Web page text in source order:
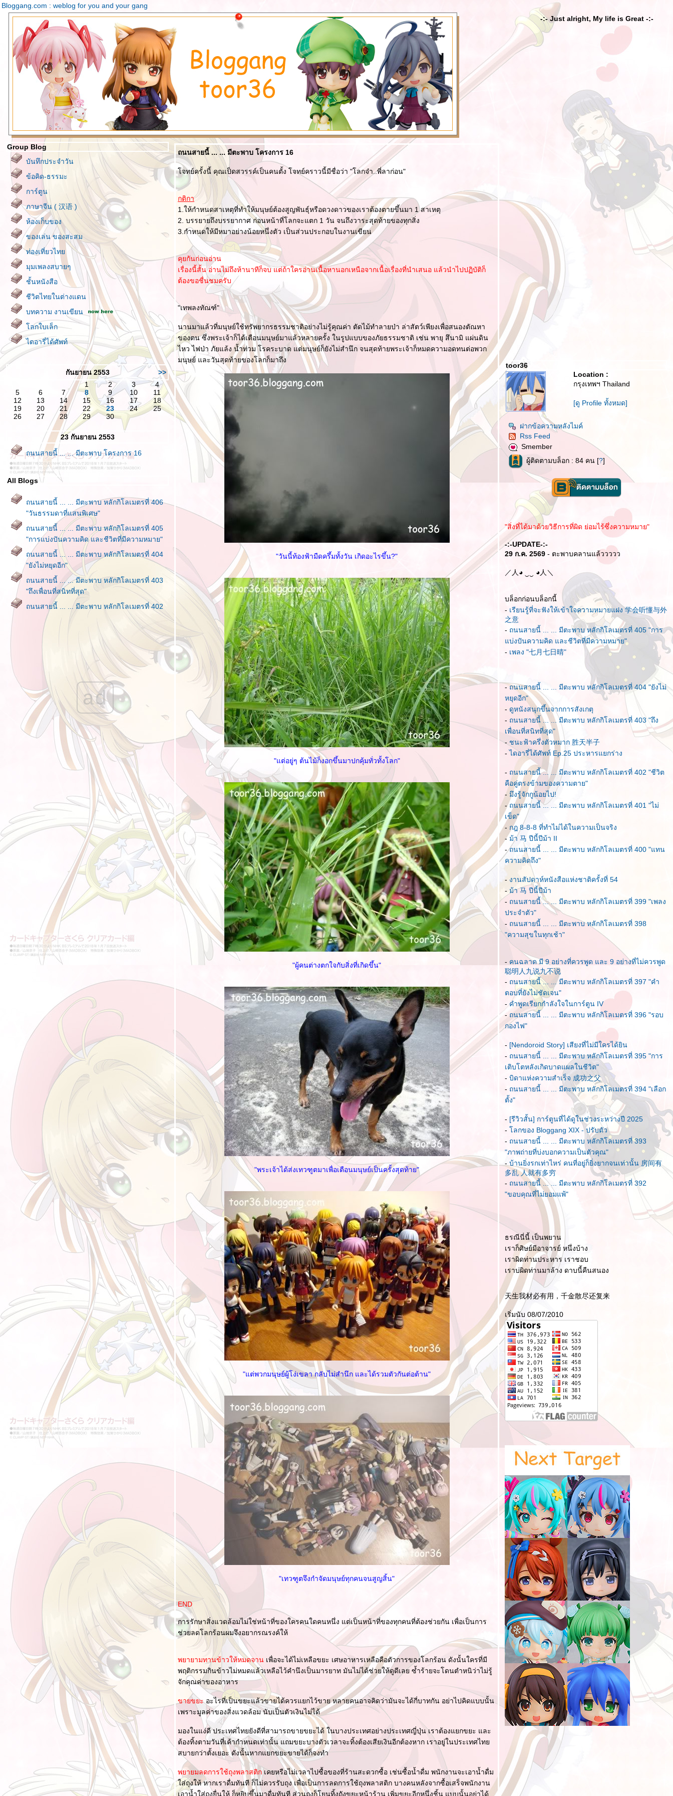
Bloggang.com : weblog for you and your gang
-:- Just alright, My life is Great -:-
Group Blog
บันทึกประจำวัน
ข้อคิด-ธรรมะ
การ์ตูน
ภาษาจีน ( 汉语 )
ห้องเก็บของ
ของเล่น ของสะสม
ท่องเที่ยวไท
มุมเพลงสบายๆ
ชั้นหนังสือ
ชีวิตไทยในต่างแดน
บทความ งานเขียน
ลกใบเล็ก
ไดอารี่ได้ศัพท์
กันยายน 2553
>>
1
2 3
4
5
6 7 8 9 10
11
12
13 14 15 16 17
18
19
20 21 22 23 24
25
26
27 28 29 30
23 กันยายน 2553
ถนนสายนี้ ... ... มีตะพาบ โครงการ 16
All Blogs
ถนนสายนี้ ... ... มีตะพาบ หลักกิโลเมตรที่ 406
"วันธรรมดาที่แสนพิเศษ"
ถนนสายนี้ ... ... มีตะพาบ หลักกิโลเมตรที่ 405
"การแบ่งปันความคิด และชีวิตที่มีความหมาย"
ถนนสายนี้ ... ... มีตะพาบ หลักกิโลเมตรที่ 404
"ยังไม่หยุดอีก"
ถนนสายนี้ ... ... มีตะพาบ หลักกิโลเมตรที่ 403
"ถึงเพื่อนที่สนิทที่สุด"
ถนนสายนี้ ... ... มีตะพาบ หลักกิโลเมตรที่ 402
"ชีวิตคือคู่ตรงข้ามของความตาย"
ถนนสายนี้ ... ... มีตะพาบ หลักกิโลเมตรที่ 401
ถนนสายนี้ ... ... มีตะพาบ หลักกิโลเมตรที่ 400
"แทนความคิดถึง"
ถนนสายนี้ ... ... มีตะพาบ หลักกิโลเมตรที่ 399
"เพลงประจำตัว"
ถนนสายนี้ ... ... มีตะพาบ หลักกิโลเมตรที่ 398
"ความสุขในทุกเช้า"
ถนนสายนี้ ... ... มีตะพาบ หลักกิโลเมตรที่ 397
"คำตอบที่ยังไม่ชัดเจน"
ถนนสายนี้ ... ... มีตะพาบ หลักกิโลเมตรที่ 396
ถนนสายนี้ ... ... มีตะพาบ หลักกิโลเมตรที่ 395
"การเติบโตหลังเกิดบาดแผลในชีวิต"
ถนนสายนี้ ... ... มีตะพาบ หลักกิโลเมตรที่ 394
"เลือกตั้ง"
ถนนสายนี้ ... ... มีตะพาบ หลักกิโลเมตรที่ 393
"ภาพถ่ายที่บ่งบอกความเป็นตัวคุณ"
ถนนสายนี้ ... ... มีตะพาบ หลักกิโลเมตรที่ 392
"ขอบคุณที่ไม่ยอมแพ้"
ถนนสายนี้ ... ... มีตะพาบ หลักกิโลเมตรที่ 391
"กระจกเงา"
ถนนสายนี้ ... ... มีตะพาบ หลักกิโลเมตรที่ 390
"รากเหง้าของความกลัว"
ถนนสายนี้ ... ... มีตะพาบ หลักกิโลเมตรที่ 389
"ก่อนฟ้าจะสว่าง"
ถนนสายนี้ ... ... มีตะพาบ หลักกิโลเมตรที่ 387
"ผ่านความทุกข์"
ถนนสายนี้ ... ... มีตะพาบ หลักกิโลเมตรที่ 386
"นางฟ้าประจำตัว"
ถนนสายนี้ ... ... มีตะพาบ หลักกิโลเมตรที่ 385
"ปีศาจประจำตัว"
ถนนสายนี้ ... ... มีตะพาบ หลักกิโลเมตรที่ 384
"เพลงรักที่ไม่อยากร้อง"
ถนนสายนี้ ... ... มีตะพาบ หลักกิโลเมตรที่ 383
"โลกในสายตาของฉัน"
ถนนสายนี้ ... ... มีตะพาบ หลักกิโลเมตรที่ 382
ถนนสายนี้ ... ... มีตะพาบ หลักกิโลเมตรที่ 381
"หลีกให้ไกล"
ถนนสายนี้ ... ... มีตะพาบ หลักกิโลเมตรที่ 380
"เดิมพัน"
ถนนสายนี้ ... ... มีตะพาบ หลักกิโลเมตรที่ 379
"เรื่องที่มักเข้าใจผิด"
ถนนสายนี้ ... ... มีตะพาบ หลักกิโลเมตรที่ 378
"ฝันที่ไม่เคยเป็นจริง"
ถนนสายนี้ ... ... มีตะพาบ หลักกิโลเมตรที่ 377
ถนนสายนี้ ... ... มีตะพาบ หลักกิโลเมตรที่ 376
"กระดาษหนึ่งแผ่นที่แสนมีค่า"
ถนนสายนี้ ... ... มีตะพาบ หลักกิโลเมตรที่ 375
"การเดินทางใกล้แต่ไกลเหลือเกิน"
ถนนสายนี้ ... ... มีตะพาบ หลักกิโลเมตรที่ 374
"เรียนรู้จากความผิดพลาด"
ถนนสายนี้ ... ... มีตะพาบ หลักกิโลเมตรที่ 373
"ทริปในฝัน"
ถนนสายนี้ ... ... มีตะพาบ หลักกิโลเมตรที่ 372
"รสชาติที่คุ้นเคย"
ถนนสายนี้ ... ... มีตะพาบ หลักกิโลเมตรที่ 371
"แผนงาน"
ถนนสายนี้ ... ... มีตะพาบ หลักกิโลเมตรที่ 370
ถนนสายนี้ ... ... มีตะพาบ หลักกิโลเมตรที่ 369
"แรงบันดาลใจ"
ถนนสายนี้ ... ... มีตะพาบ หลักกิโลเมตรที่ 368
"ยุ่งยาก"
ถนนสายนี้ ... ... มีตะพาบ หลักกิโลเมตรที่ 367
ถนนสายนี้ ... ... มีตะพาบ หลักกิโลเมตรที่ 366
"อาชีพในฝัน"
ถนนสายนี้ ... ... มีตะพาบ หลักกิโลเมตรที่ 365
ถนนสายนี้ ... ... มีตะพาบ หลักกิโลเมตรที่ 364
ถนนสายนี้ ... ... มีตะพาบ หลักกิโลเมตรที่ 363
"คำตอบสุดท้าย"
ถนนสายนี้ ... ... มีตะพาบ หลักกิโลเมตรที่ 362
"ตัวละครลึกลับ"
ถนนสายนี้ ... ... มีตะพาบ หลักกิโลเมตรที่ 361
"บล็อกแรกที่เขียน"
ถนนสายนี้ ... ... มีตะพาบ หลักกิโลเมตรที่ 360
"สองมาตรฐาน"
ถนนสายนี้ ... ... มีตะพาบ หลักกิโลเมตรที่ 359
"รอยยิ้มที่ไม่มีวันลืม"
ถนนสายนี้ ... ... มีตะพาบ หลักกิโลเมตรที่ 358
"เขียนใหม่อีกครั้ง"
ถนนสายนี้ ... ... มีตะพาบ หลักกิโลเมตรที่ 357
"บินเดี่ยว"
ad
ถนนสายนี้ ... ... มีตะพาบ โครงการ 16
จทย์ครั้งนี้ คุณเป็ดสวรรค์เป็นคนตั้ง โจทย์คราวนี้มีชื่อว่า "โลกจ๋า..พี่ลาก่อน"
กติกา
1.ให้กำหนดสาเหตุที่ทำให้มนุษย์ต้องสูญพันธุ์หรือดวงดาวของเราต้องตายขึ้นมา 1 สาเหตุ
2. บรรยายถึงบรรยากาศ ก่อนหน้าที่โลกจะแตก 1 วัน จนถึงวาระสุดท้ายของทุกสิ่ง
3.กำหนดให้มีหมาอย่างน้อยหนึ่งตัว เป็นส่วนประกอบในงานเขียน
คุยกันก่อนอ่าน
เรื่องนี้สั้น อ่านไม่ถึงห้านาทีก็จบ แต่ถ้าใครอ่านเนื้อหานอกเหนือจากเนื้อเรื่องที่นำเสนอ แล้วนำไปปฏิบัติก็
ต้องขอชื่นชมครับ
"เทพลงทัณฑ์"
นานมาแล้วที่มนุษย์ใช้ทรัพยากรธรรมชาติอย่างไม่รู้คุณค่า ตัดไม้ทำลายป่า ล่าสัตว์เพียงเพื่อสนองตัณหา
ของตน ซึ่งพระเจ้าก็ได้เตือนมนุษย์มาแล้วหลายครั้ง ในรูปแบบของภัยธรรมชาติ เช่น พายุ สึนามิ แผ่นดิน
ไหว ไฟป่า ภัยแล้ง น้ำท่วม โรคระบาด แต่มนุษย์ก็ยังไม่สำนึก จนสุดท้ายพระเจ้าก็หมดความอดทนต่อพวก
มนุษย์ และวันสุดท้ายของโลกก็มาถึง
"วันนี้ท้องฟ้ามืดครึ้มทั้งวัน เกิดอะไรขึ้น?"
"แต่อยู่ๆ ต้นไม้ก็งอกขึ้นมาปกคุ้มทั่วทั้งโลก"
"ผู้คนต่างตกใจกับสิ่งที่เกิดขึ้น"
"พระเจ้าได้ส่งเทวฑูตมาเพื่อเตือนมนุษย์เป็นครั้งสุดท้าย"
"แต่พวกมนุษย์ผู้โง่เขลา กลับไม่สำนึก และได้รวมตัวกันต่อต้าน"
"เทวฑูตจึงกำจัดมนุษย์ทุกคนจนสูญสิ้น"
END
การรักษาสิ่งแวดล้อมไม่ใช่หน้าที่ของใครคนใดคนหนึ่ง แต่เป็นหน้าที่ของทุกคนที่ต้องช่วยกัน เพื่อเป็นการ
ช่วยลดโลกร้อนผมจึงอยากรณรงค์ให้
พยายามทานข้าวให้หมดจาน เพื่อจะได้ไม่เหลือขยะ เศษอาหารเหลือคือตัวการของโลกร้อน ดังนั้นใครที่มี
พฤติกรรมกินข้าวไม่หมดแล้วเหลือไว้คำนึงเป็นมารยาท มันไม่ได้ช่วยให้ดูดีเลย ซ้ำร้ายจะโดนตำหนิว่าไม่รู้
จักคุณค่าของอาหาร
ขายขยะอะไรที่เป็นขยะแล้วขายได้ควรแยกไว้ขาย หลายคนอาจคิดว่ามันจะได้กี่บาทกัน อย่าไปคิดแบบนั้น
เพราะมูลค่าของสิ่งแวดล้อม นับเป็นตัวเงินไม่ได้
มองในแง่ดี ประเทศไทยยังดีที่สามารถขายขยะได้ ในบางประเทศอย่างประเทศญี่ปุ่น เราต้องแยกขยะ และ
ต้องทิ้งตามวันที่เค้ากำหนดเท่านั้น แถมขยะบางตัวเวลาจะทิ้งต้องเสียเงินอีกต้องหาก เราอยู่ในประเทศไท
สบายกว่าตั้งเยอะ ดังนั้นหากแยกขยะขายได้ก็จงทำ
พยายมลดการใช้ถุงพลาสติก เคยหรือไม่เวลาไปซื้อของที่ร้านสะดวกซื้อ เช่นซื้อน้ำดื่ม พนักงานจะเอาน้ำดื่ม
ส่ถุงให้ หากเราดื่มทันที ก็ไม่ควรรับถุง เพื่อเป็นการลดการใช้ถุงพลาสติก บางคนหลังจากซื้อเสร็จพนักงาน
เอาน้ำใส่ถุงยื่นให้ ก็หยิบขึ้นมาดื่มทันที ส่วนถุงก็โยนทิ้งถังขยะหน้าร้าน เพิ่มขยะอีกหนึ่งชิ้น แบบนั้นอย่าได้
toor36
Location :
กรุงเทพฯ Thailand
[ดู Profile ทั้งหมด]
ฝากข้อความหลังไมค์
Rss Feed
Smember
ผู้ติดตามบล็อก : 84 คน [?]
"สิ่งที่ได้มาด้วยวิธีการที่ผิด ย่อมไร้ซึ่งความหมาย"
-:-UPDATE-:-
29 ก.ค. 2569 - ตะพาบคลานแล้ววววว
／人◕ ‿‿ ◕人＼
บล็อกก่อนบล็อกนี้
- เรียนรู้ที่จะฟังให้เข้าใจความหมายแฝง 学会听懂与外
之意
- ถนนสายนี้ ... ... มีตะพาบ หลักกิโลเมตรที่ 405 "การ
บ่งปันความคิด และชีวิตที่มีความหมาย"
- เพลง "七月七日晴"
-ถนนสายนี้ ... ... มีตะพาบ หลักกิโลเมตรที่ 404 "ยังไม่
หยุดอีก"
- ดูหนังสนุกขึ้นจากการสังเกตุ
- ถนนสายนี้ ... ... มีตะพาบ หลักกิโลเมตรที่ 403 "ถึง
เพื่อนที่สนิทที่สุด"
- ชนะฟ้าครึ่งตัวหมาก 胜天半子
-ไดอารี่ได้ศัพท์ Ep.25 ประหารแยกร่าง
- ถนนสายนี้ ... ... มีตะพาบ หลักกิโลเมตรที่ 402 "ชีวิต
คือคู่ตรงข้ามของความตาย"
- มึงรู้จักกูน้อยไป!
-ถนนสายนี้ ... ... มีตะพาบ หลักกิโลเมตรที่ 401 "ไม่
เข็ด"
- กฎ 8-8-8 ที่ทำไม่ได้ในความเป็นจริง
-ม้า 马 ปีนี้ปีม้า II
-ถนนสายนี้ ... ... มีตะพาบ หลักกิโลเมตรที่ 400 "แทน
ความคิดถึง"
- งานสัปดาห์หนังสือแห่งชาติครั้งที่ 54
- ม้า 马 ปีนี้ปีม้า
- ถนนสายนี้ ... ... มีตะพาบ หลักกิโลเมตรที่ 399 "เพลง
ประจำตัว"
- ถนนสายนี้ ... ... มีตะพาบ หลักกิโลเมตรที่ 398
"ความสุขในทุกเช้า"
- คนฉลาด มี 9 อย่างที่ควรพูด และ 9 อย่างที่ไม่ควรพูด
聪明人九说九不说
- ถนนสายนี้ ... ... มีตะพาบ หลักกิโลเมตรที่ 397 "คำ
ตอบที่ยังไม่ชัดเจน"
- คำพูดเรียกกำลังใจในการ์ตูน IV
- ถนนสายนี้ ... ... มีตะพาบ หลักกิโลเมตรที่ 396 "รอบ
กองไฟ"
- [Nendoroid Story] เสียงที่ไม่มีใครได้ยิน
- ถนนสายนี้ ... ... มีตะพาบ หลักกิโลเมตรที่ 395 "การ
เติบโตหลังเกิดบาดแผลในชีวิต"
- บิดาแห่งความสำเร็จ 成功之父
- ถนนสายนี้ ... ... มีตะพาบ หลักกิโลเมตรที่ 394 "เลือก
ตั้ง"
- [รีวิวสั้น] การ์ตูนที่ได้ดูในช่วงระหว่างปี 2025
- ลกของ Bloggang XIX - ปรับตัว
- ถนนสายนี้ ... ... มีตะพาบ หลักกิโลเมตรที่ 393
"ภาพถ่ายที่บ่งบอกความเป็นตัวคุณ"
- บ้านยิ่งรกเท่าไหร่ คนที่อยู่ก็ยิ่งยากจนเท่านั้น 房间有
多乱 人就有多穷
- ถนนสายนี้ ... ... มีตะพาบ หลักกิโลเมตรที่ 392
"ขอบคุณที่ไม่ยอมแพ้"
ธรณีนี่นี้ เป็นพยาน
เราก็ศิษย์มีอาจารย์ หนึ่งบ้าง
เราผิดท่านประหาร เราชอบ
เราบ่ผิดท่านมาล้าง ดาบนี้คืนสนอง
天生我材必有用，千金散尽还复来
เริ่มนับ 08/07/2010